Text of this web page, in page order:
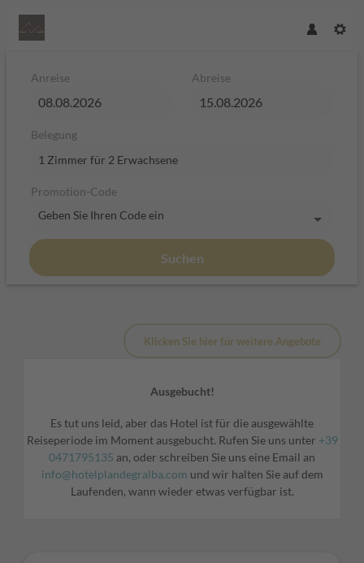
Anreise Abreise
Belegung
1 Zimmer für 2 Erwachsene
Promotion-Code
Geben Sie Ihren Code ein
Suchen
Hotel Plan de Gralba - das
Klicken Sie hier für weitere Angebote
Ausgebucht!
Es tut uns leid, aber das Hotel ist für die ausgewählte
Reiseperiode im Moment ausgebucht. Rufen Sie uns unter +39
0471795135 an, oder schreiben Sie uns eine Email an
info@hotelplandegralba.com und wir halten Sie auf dem
Laufenden, wann wieder etwas verfügbar ist.